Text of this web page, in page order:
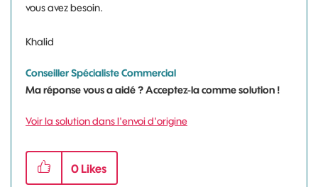
vous avez besoin.
Khalid
Conseiller Spécialiste Commercial
Ma réponse vous a aidé ? Acceptez-la comme solution !
Voir la solution dans l'envoi d'origine
0 Likes